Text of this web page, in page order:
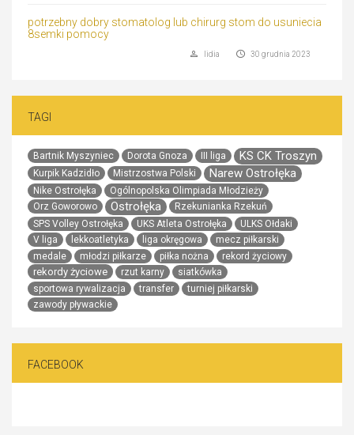
potrzebny dobry stomatolog lub chirurg stom do usuniecia
8semki pomocy
30 grudnia 2023
lidia
TAGI
Bartnik Myszyniec Dorota Gnoza III liga KS CK Troszyn
Kurpik Kadzidło Mistrzostwa Polski Narew Ostrołęka
Nike Ostrołęka
Ogólnopolska Olimpiada Młodzieży
Orz Goworowo
Ostrołęka
Rzekunianka Rzekuń
SPS Volley Ostrołęka
UKS Atleta Ostrołęka
ULKS Ołdaki
V liga
lekkoatletyka liga okręgowa
mecz piłkarski
medale
młodzi piłkarze piłka nożna rekord życiowy
rekordy życiowe rzut karny
siatkówka
sportowa rywalizacja
transfer
turniej piłkarski
zawody pływackie
FACEBOOK